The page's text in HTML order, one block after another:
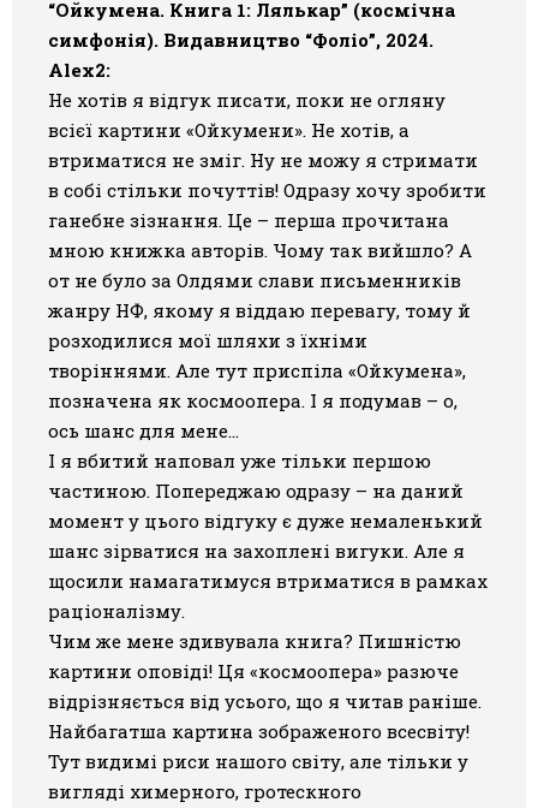
“Ойкумена. Книга 1: Лялькар” (космічна
симфонія). Видавництво “Фоліо”, 2024.
Alex2:
Не хотів я відгук писати, поки не огляну
всієї картини «Ойкумени». Не хотів, а
втриматися не зміг. Ну не можу я стримати
в собі стільки почуттів! Одразу хочу зробити
ганебне зізнання. Це – перша прочитана
мною книжка авторів. Чому так вийшло? А
от не було за Олдями слави письменників
жанру НФ, якому я віддаю перевагу, тому й
розходилися мої шляхи з їхніми
творіннями. Але тут приспіла «Ойкумена»,
позначена як космоопера. І я подумав – о,
ось шанс для мене…
І я вбитий наповал уже тільки першою
частиною. Попереджаю одразу – на даний
момент у цього відгуку є дуже немаленький
шанс зірватися на захоплені вигуки. Але я
щосили намагатимуся втриматися в рамках
раціоналізму.
Чим же мене здивувала книга? Пишністю
картини оповіді! Ця «космоопера» разюче
відрізняється від усього, що я читав раніше.
Найбагатша картина зображеного всесвіту!
Тут видимі риси нашого світу, але тільки у
вигляді химерного, гротескного